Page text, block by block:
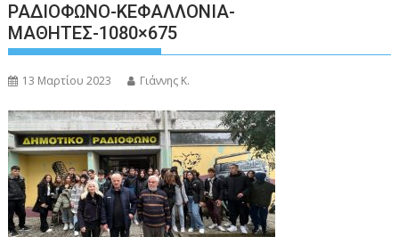
ΡΑΔΙΟΦΩΝΟ-ΚΕΦΑΛΛΟΝΙΑ-
ΜΑΘΗΤΕΣ-1080×675
13 Μαρτίου 2023 Γιάννης Κ.